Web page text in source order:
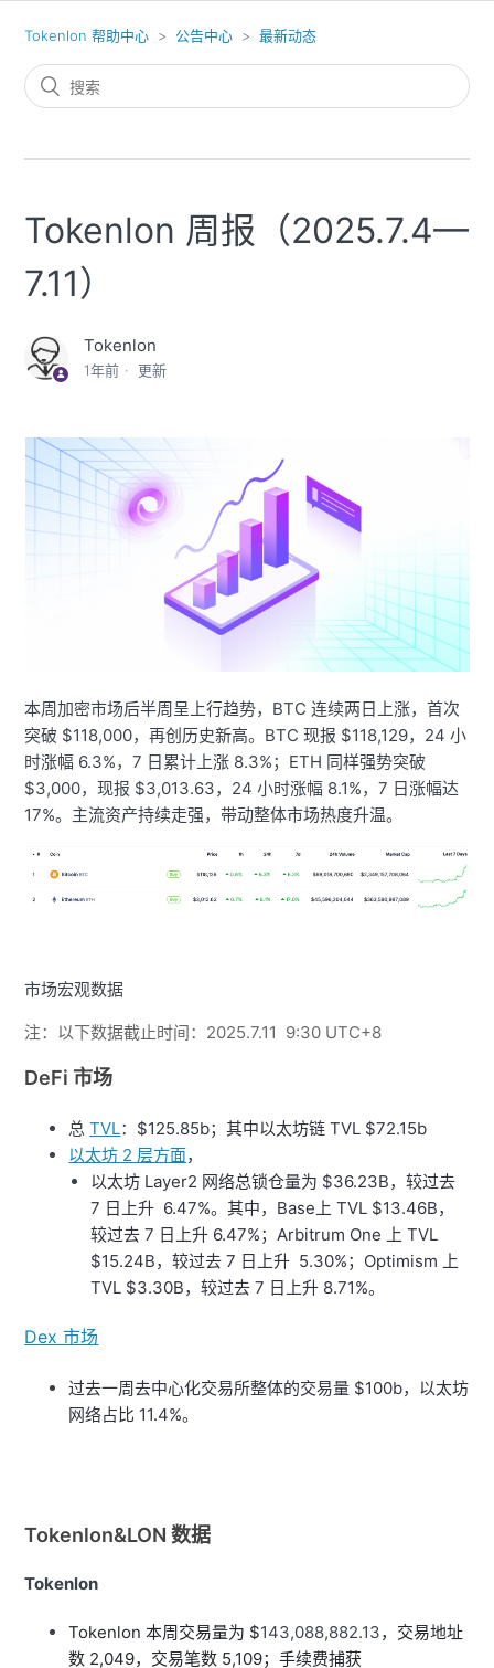
Tokenlon 帮助中心 公告中心 最新动态
Tokenlon 周报（2025.7.4—
7.11）
Tokenlon
1年前 更新
本周加密市场后半周呈上行趋势，BTC 连续两日上涨，首次
突破 $118,000，再创历史新高。BTC 现报 $118,129，24 小
时涨幅 6.3%，7 日累计上涨 8.3%；ETH 同样强势突破
$3,000，现报 $3,013.63，24 小时涨幅 8.1%，7 日涨幅达
17%。主流资产持续走强，带动整体市场热度升温。
市场宏观数据
注：以下数据截止时间：2025.7.11 9:30 UTC+8
DeFi 市场
总TVL： $125.85b；其中以太坊链 TVL $72.15b
以太坊 2 层方面，
以太坊 Layer2 网络总锁仓量为 $36.23B，较过去
7 日上升 6.47%。其中，Base上 TVL $13.46B，
较过去 7 日上升 6.47%；Arbitrum One 上 TVL
$15.24B，较过去 7 日上升 5.30%；Optimism 上
TVL $3.30B，较过去 7 日上升 8.71%。
Dex 市场
过去一周去中心化交易所整体的交易量 $100b，以太坊
网络占比 11.4%。
Tokenlon&LON 数据
Tokenlon
Tokenlon 本周交易量为 $143,088,882.13，交易地址
数 2,049，交易笔数 5,109；手续费捕获